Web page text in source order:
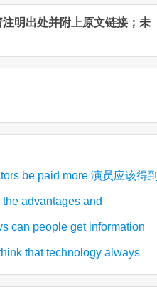
明出处并附上原文链接；未
be paid more 演员应该得到
advantages and
私人交通工具的优劣
can people get information
取信息 (2)
that technology always
科技永远都有好的影响吗？